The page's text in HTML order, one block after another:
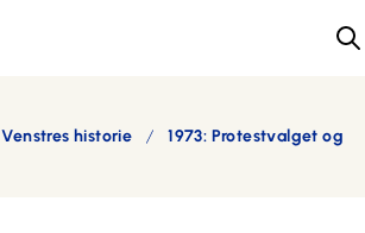
Venstres historie 1973: Protestvalget og